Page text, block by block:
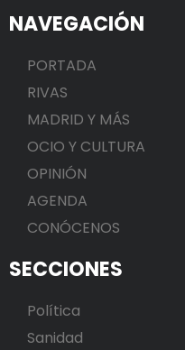
NAVEGACIÓN
PORTADA
RIVAS
MADRID Y MÁS
OCIO Y CULTURA
OPINIÓN
AGENDA
CONÓCENOS
SECCIONES
Política
Sanidad